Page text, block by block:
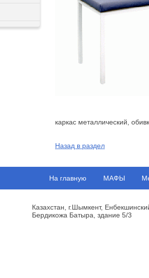
каркас металлический,
Назад в раздел
На главную МАФЫ
Казахстан, г.Шымкент,
Бердикожа Батыра, здание 5/3